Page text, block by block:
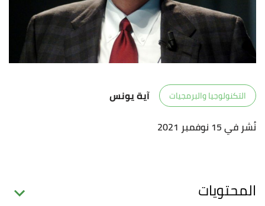
التكنولوجيا والبرمجيات
آية يونس
نُشر في 15 نوفمبر 2021
المحتويات